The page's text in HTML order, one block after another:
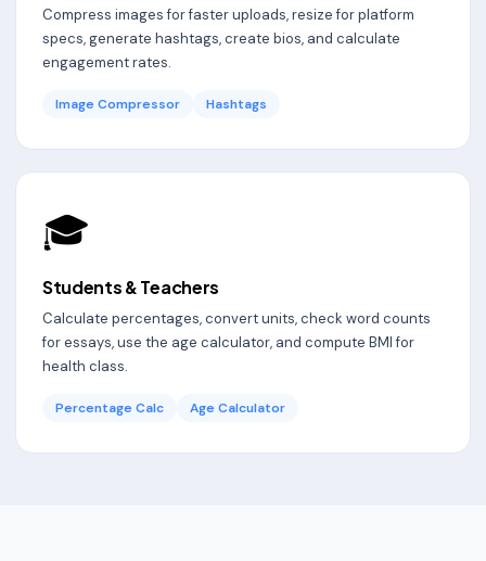
Compress images for faster uploads, resize for platform
specs, generate hashtags, create bios, and calculate
engagement rates.
Image Compressor Hashtags
🎓
Students & Teachers
Calculate percentages, convert units, check word counts
for essays, use the age calculator, and compute BMI for
health class.
Percentage Calc Age Calculator